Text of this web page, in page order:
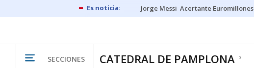
Jorge Messi Acertante Euromillones
SECCIONES CATEDRAL DE PAMPLONA